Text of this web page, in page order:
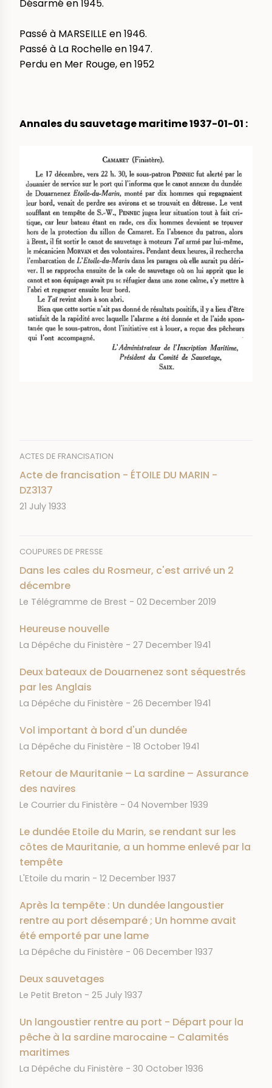
Désarmé en 1945.
Passé à MARSEILLE en 1946.
Passé à La Rochelle en 1947.
Perdu en Mer Rouge, en 1952
Annales du sauvetage maritime 1937-01-01 :
ACTES DE FRANCISATION
Acte de francisation - ÉTOILE DU MARIN -
DZ3137
DATE
21 July 1933
COUPURES DE PRESSE
Dans les cales du Rosmeur, c'est arrivé un 2
décembre
JOURNAL
Le Télégramme de Brest DATE
02 December 2019
Heureuse nouvelle
JOURNAL
La Dépêche du Finistère DATE
27 December 1941
Deux bateaux de Douarnenez sont séquestrés
par les Anglais
JOURNAL
La Dépêche du Finistère DATE
26 December 1941
Vol important à bord d'un dundée
JOURNAL
La Dépêche du Finistère DATE
18 October 1941
Retour de Mauritanie – La sardine – Assurance
des navires
JOURNAL
Le Courrier du Finistère DATE
04 November 1939
Le dundée Etoile du Marin, se rendant sur les
côtes de Mauritanie, a un homme enlevé par la
tempête
JOURNAL
L'Etoile du marin DATE
12 December 1937
Après la tempête : Un dundée langoustier
rentre au port désemparé ; Un homme avait
été emporté par une lame
JOURNAL
La Dépêche du Finistère DATE
06 December 1937
Deux sauvetages
JOURNAL
Le Petit Breton DATE
25 July 1937
Un langoustier rentre au port - Départ pour la
pêche à la sardine marocaine - Calamités
maritimes
JOURNAL
La Dépêche du Finistère DATE
30 October 1936